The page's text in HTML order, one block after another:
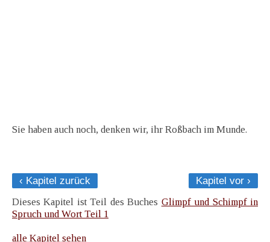
Sie haben auch noch, denken wir, ihr Roßbach im Munde.
‹ Kapitel zurück
Kapitel vor ›
Dieses Kapitel ist Teil des Buches Glimpf und Schimpf in
Spruch und Wort Teil 1
alle Kapitel sehen